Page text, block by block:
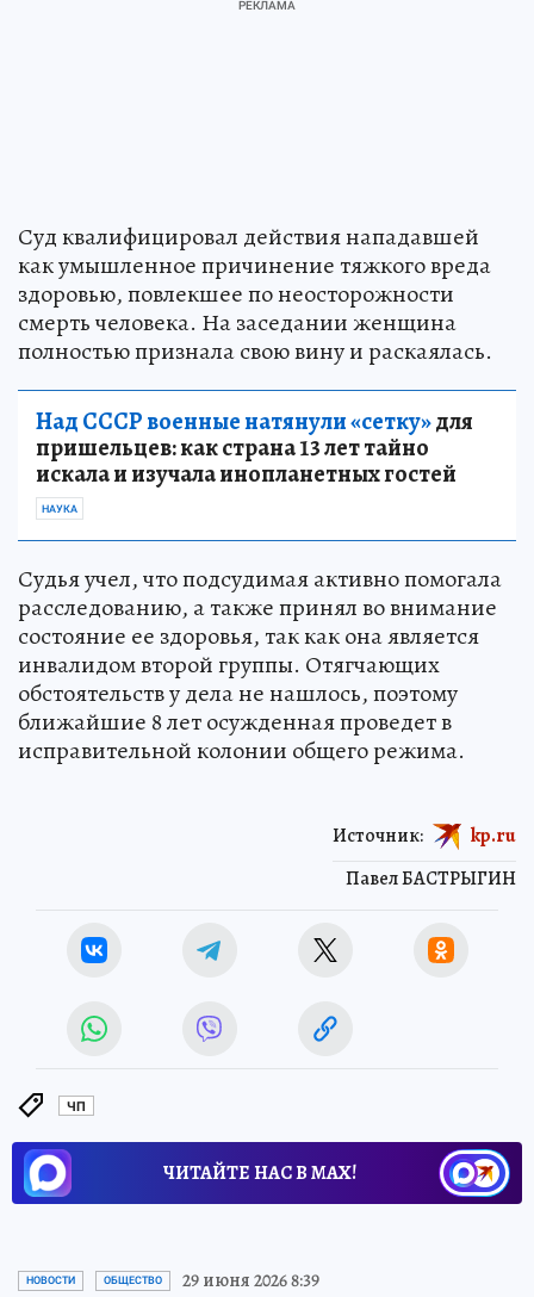
Суд квалифицировал действия нападавшей
как умышленное причинение тяжкого вреда
здоровью, повлекшее по неосторожности
смерть человека. На заседании женщина
полностью признала свою вину и раскаялась.
Над СССР военные натянули «сетку»для
пришельцев: как страна 13 лет тайно
искала и изучала инопланетных гостей
НАУКА
Судья учел, что подсудимая активно помогала
расследованию, а также принял во внимание
состояние ее здоровья, так как она является
инвалидом второй группы. Отягчающих
обстоятельств у дела не нашлось, поэтому
ближайшие 8 лет осужденная проведет в
исправительной колонии общего режима.
Павел БАСТРЫГИН
Источник: kp.ru
ЧП
ЧИТАЙТЕ НАС В МАХ!
НОВОСТИ ОБЩЕСТВО 29 июня 2026 8:39